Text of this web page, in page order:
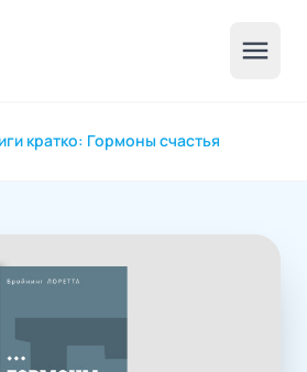
menu
кратко: Гормоны счастья